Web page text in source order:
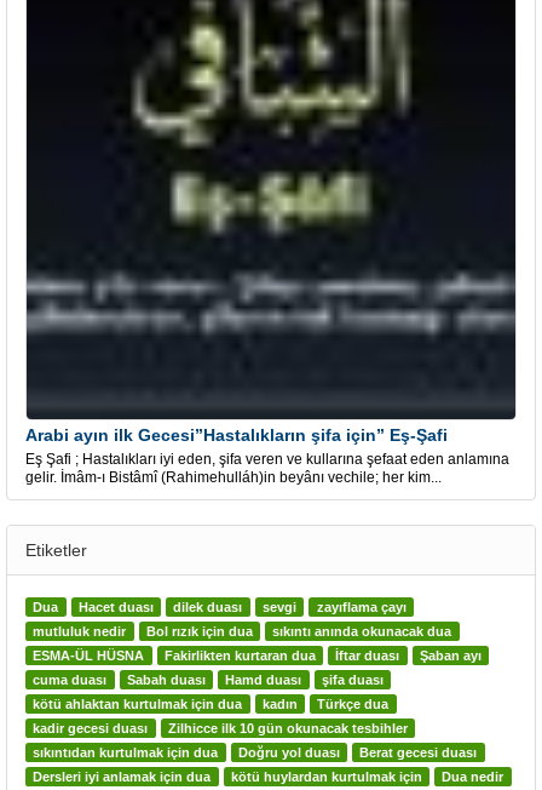
Arabi ayın ilk Gecesi”Hastalıkların şifa için” Eş-Şafi
Eş Şafi ; Hastalıkları iyi eden, şifa veren ve kullarına şefaat eden anlamına
gelir. İmâm-ı Bistâmî (Rahimehulláh)in beyânı vechile; her kim...
Etiketler
Dua Hacet duası dilek duası sevgi
zayıflama çayı
mutluluk nedir
Bol rızık için dua
sıkıntı anında okunacak dua
ESMA-ÜL HÜSNA
Fakirlikten kurtaran dua İftar duası
Şaban ayı
cuma duası
Sabah duası Hamd duası
şifa duası
kötü ahlaktan kurtulmak için dua
kadın
Türkçe dua
kadir gecesi duası
Zilhicce ilk 10 gün okunacak tesbihler
sıkıntıdan kurtulmak için dua
Doğru yol duası
Berat gecesi duası
Dersleri iyi anlamak için dua
kötü huylardan kurtulmak için Dua nedir